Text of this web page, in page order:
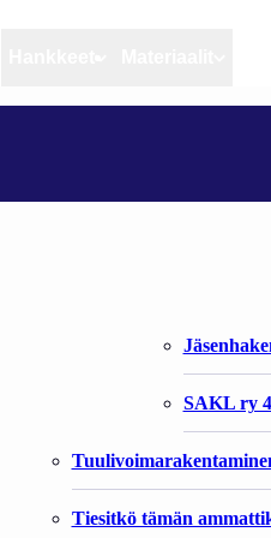
Elinkeino
Rannikko ja
Elinkeinokalatalouden
Kalat ja kalatalous
Vahinkoeläimet
Tiesitkö tämän
Liitto
Liiton
SAKL ry